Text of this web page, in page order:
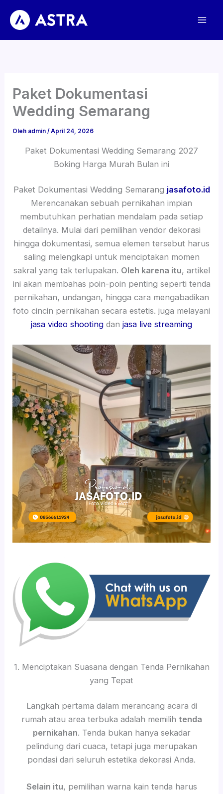
konten
Paket Dokumentasi
Wedding Semarang
Oleh admin/April 24, 2026
Paket Dokumentasi Wedding Semarang 2027
Boking Harga Murah Bulan ini
Paket Dokumentasi Wedding Semarang jasafoto.id
Merencanakan sebuah pernikahan impian
membutuhkan perhatian mendalam pada setiap
detailnya. Mulai dari pemilihan vendor dekorasi
hingga dokumentasi, semua elemen tersebut harus
saling melengkapi untuk menciptakan momen
sakral yang tak terlupakan. Oleh karena itu, artikel
ini akan membahas poin-poin penting seperti tenda
pernikahan, undangan, hingga cara mengabadikan
foto cincin pernikahan secara estetis. juga melayani
jasa video shooting dan jasa live streaming
1. Menciptakan Suasana dengan Tenda Pernikahan
yang Tepat
Langkah pertama dalam merancang acara di
rumah atau area terbuka adalah memilih tenda
pernikahan. Tenda bukan hanya sekadar
pelindung dari cuaca, tetapi juga merupakan
pondasi dari seluruh estetika dekorasi Anda.
Selain itu, pemilihan warna kain tenda harus